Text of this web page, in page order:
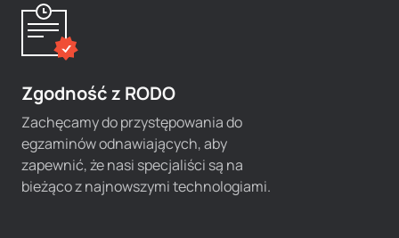
Zgodność z RODO
Zachęcamy do przystępowania do
egzaminów odnawiających, aby
zapewnić, że nasi specjaliści są na
bieżąco z najnowszymi technologiami.